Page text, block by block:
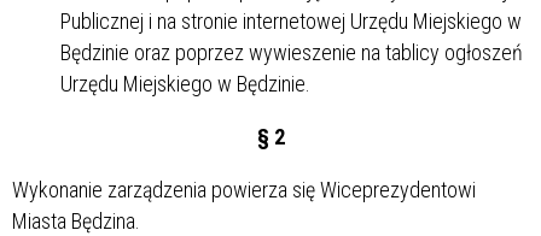
Publicznej i na stronie internetowej Urzędu Miejskiego w
Będzinie oraz poprzez wywieszenie na tablicy ogłoszeń
Urzędu Miejskiego w Będzinie.
§ 2
Wykonanie zarządzenia powierza się Wiceprezydentowi
Miasta Będzina.